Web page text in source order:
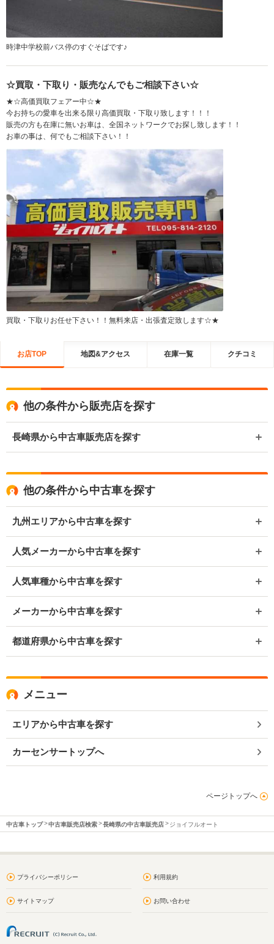
時津中学校前バス停のすぐそばです♪
☆買取・下取り・販売なんでもご相談下さい☆
★☆高価買取フェアー中☆★
今お持ちの愛車を出来る限り高価買取・下取り致します！！！
販売の方も在庫に無いお車は、全国ネットワークでお探し致します！！
お車の事は、何でもご相談下さい！！
買取・下取りお任せ下さい！！無料来店・出張査定致します☆★
お店TOP 地図&アクセス 在庫一覧 クチコミ
他の条件から販売店を探す
長崎県から中古車販売店を探す
他の条件から中古車を探す
九州エリアから中古車を探す
人気メーカーから中古車を探す
人気車種から中古車を探す
メーカーから中古車を探す
都道府県から中古車を探す
メニュー
エリアから中古車を探す
カーセンサートップへ
ページトップへ
中古車トップ 中古車販売店検索 長崎県の中古車販売店 ジョイフルオート
プライバシーポリシー 利用規約
サイトマップ お問い合わせ